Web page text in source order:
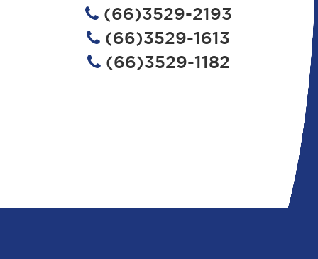
(66)3529-2193
(66)3529-1613
(66)3529-1182